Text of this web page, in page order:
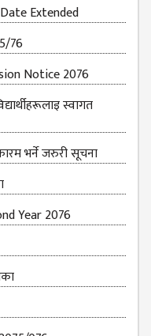
Extended
76
Notice 2076
स्वागत
भर्ने जरुरी सूचना
Year 2076